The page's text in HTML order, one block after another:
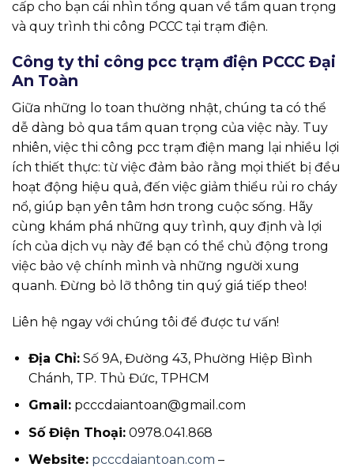
cấp cho bạn cái nhìn tổng quan về tầm quan trọng
và quy trình thi công PCCC tại trạm điện.
Công ty thi công pcc trạm điện PCCC Đại
An Toàn
Giữa những lo toan thường nhật, chúng ta có thể
dễ dàng bỏ qua tầm quan trọng của việc này. Tuy
nhiên, việc thi công pcc trạm điện mang lại nhiều lợi
ích thiết thực: từ việc đảm bảo rằng mọi thiết bị đều
hoạt động hiệu quả, đến việc giảm thiểu rủi ro cháy
nổ, giúp bạn yên tâm hơn trong cuộc sống. Hãy
cùng khám phá những quy trình, quy định và lợi
ích của dịch vụ này để bạn có thể chủ động trong
việc bảo vệ chính mình và những người xung
quanh. Đừng bỏ lỡ thông tin quý giá tiếp theo!
Liên hệ ngay với chúng tôi để được tư vấn!
Địa Chỉ:Số 9A, Đường 43, Phường Hiệp Bình
Chánh, TP. Thủ Đức, TPHCM
Gmail:pcccdaiantoan@gmail.com
Số Điện Thoại:0978.041.868
Website: pcccdaiantoan.com –